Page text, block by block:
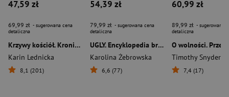
47,59 zł
69,99 zł - sugerowana cena
detaliczna
Krzywy kościół. Kronika powieściowa utraconego miasta: lata 1894–1921
Karin Lednicka
8,1 (201)
54,39 zł
79,99 zł - sugerowana cena
detaliczna
UGLY. Encyklopedia brzydkiej mody
Karolina Żebrowska
6,6 (77)
60,99 zł
89,99 zł - sugerowana
detaliczna
Timothy Snyder
7,4 (17)